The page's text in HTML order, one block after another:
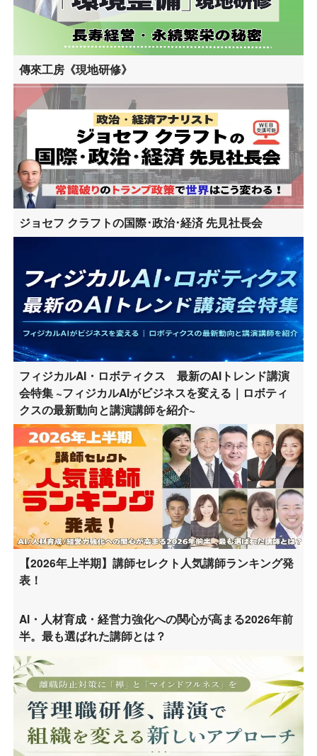
傳來工房《現地研修》
ジョセフ クラフトの国際･政治･経済 先見社長会
フィジカルAI・ロボティクス 最新のAIトレンド講演
会特集 ~フィジカルAIがビジネスを変える｜ロボティ
クスの最新動向と講演講師を紹介~
【2026年上半期】講師セレクト人気講師ランキング発
表！
AI・人材育成・経営力強化への関心が高まる2026年前
半。最も選ばれた講師とは？